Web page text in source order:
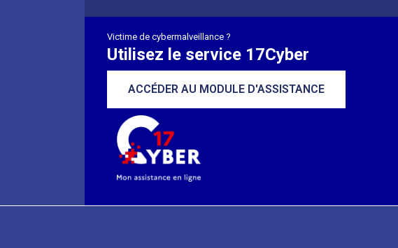
Victime de cybermalveillance ?
Utilisez le service 17Cyber
ACCÉDER AU MODULE D'ASSISTANCE